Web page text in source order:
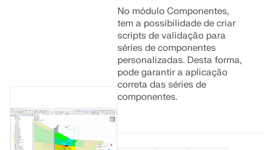
No módulo Componentes,
tem a possibilidade de criar
scripts de validação para
séries de componentes
personalizadas. Desta forma,
pode garantir a aplicação
correta das séries de
componentes.